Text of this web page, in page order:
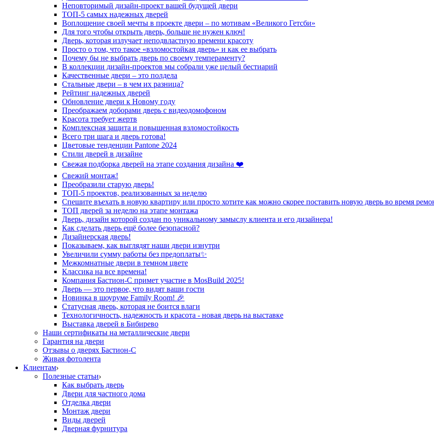
Неповторимый дизайн-проект вашей будущей двери
ТОП-5 самых надежных дверей
Воплощение своей мечты в проекте двери – по мотивам «Великого Гетсби»
Для того чтобы открыть дверь, больше не нужен ключ!
Дверь, которая излучает неподвластную времени красоту
Просто о том, что такое «взломостойкая дверь» и как ее выбрать
Почему бы не выбрать дверь по своему темпераменту?
В коллекции дизайн-проектов мы собрали уже целый бестиарий
Качественные двери – это полдела
Стальные двери – в чем их разница?
Рейтинг надежных дверей
Обновление двери к Новому году
Преображаем доборами дверь с видеодомофоном
Красота требует жертв
Комплексная защита и повышенная взломостойкость
Всего три шага и дверь готова!
Цветовые тенденции Pantone 2024
Стили дверей в дизайне
Свежая подборка дверей на этапе создания дизайна ❤️
Свежий монтаж!
Преобразили старую дверь!
ТОП-5 проектов, реализованных за неделю
Спешите въехать в новую квартиру или просто хотите как можно скорее поставить новую дверь во время
ТОП дверей за неделю на этапе монтажа
Дверь, дизайн которой создан по уникальному замыслу клиента и его дизайнера!
Как сделать дверь ещё более безопасной?
Дизайнерская дверь!
Показываем, как выглядят наши двери изнутри
Увеличили сумму работы без предоплаты✨
Межкомнатные двери в темном цвете
Классика на все времена!
Компания Бастион-С примет участие в MosBuild 2025!
Дверь — это первое, что видят ваши гости
Новинка в шоуруме Family Room! 🎉
Статусная дверь, которая не боится влаги
Технологичность, надежность и красота - новая дверь на выставке
Выставка дверей в Бибирево
Наши сертификаты на металлические двери
Гарантия на двери
Отзывы о дверях Бастион-С
Живая фотолента
Клиентам
Полезные статьи
Как выбрать дверь
Двери для частного дома
Отделка двери
Монтаж двери
Виды дверей
Дверная фурнитура